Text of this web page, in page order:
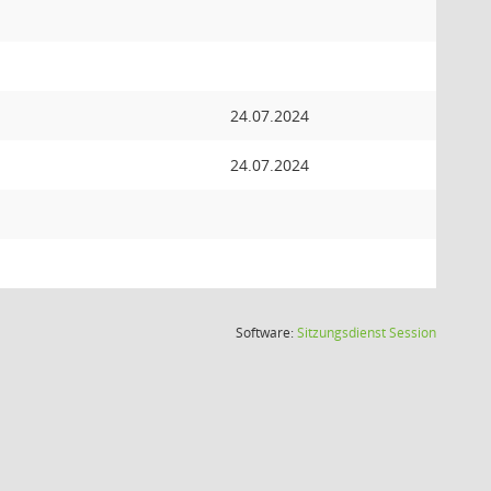
24.07.2024
24.07.2024
Software:SitzungsdienstSession(Wird in